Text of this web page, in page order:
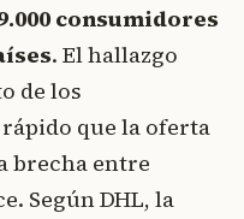
consumidores
. El hallazgo
de los
que la oferta
brecha entre
Según DHL, la